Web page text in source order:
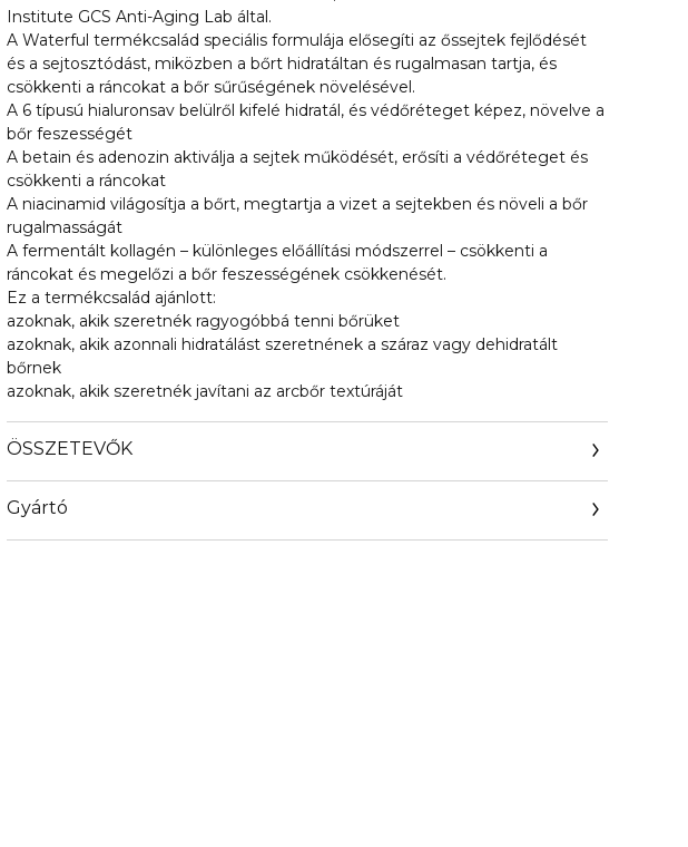
Institute GCS Anti-Aging Lab által.
A Waterful termékcsalád speciális formulája elősegíti az őssejtek fejlődését
és a sejtosztódást, miközben a bőrt hidratáltan és rugalmasan tartja, és
csökkenti a ráncokat a bőr sűrűségének növelésével.
A 6 típusú hialuronsav belülről kifelé hidratál, és védőréteget képez, növelve a
bőr feszességét
A betain és adenozin aktiválja a sejtek működését, erősíti a védőréteget és
csökkenti a ráncokat
A niacinamid világosítja a bőrt, megtartja a vizet a sejtekben és növeli a bőr
rugalmasságát
A fermentált kollagén – különleges előállítási módszerrel – csökkenti a
ráncokat és megelőzi a bőr feszességének csökkenését.
Ez a termékcsalád ajánlott:
azoknak, akik szeretnék ragyogóbbá tenni bőrüket
azoknak, akik azonnali hidratálást szeretnének a száraz vagy dehidratált
bőrnek
azoknak, akik szeretnék javítani az arcbőr textúráját
ÖSSZETEVŐK
Gyártó